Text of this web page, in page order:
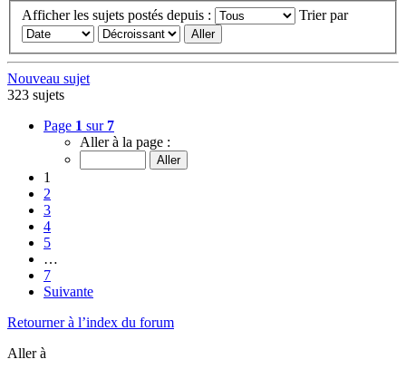
Afficher les sujets postés depuis : Trier par
Nouveau sujet
323 sujets
Page 1 sur 7
Aller à la page :
1
2
3
4
5
…
7
Suivante
Retourner à l’index du forum
Aller à